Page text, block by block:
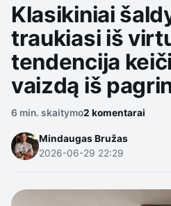
Klasikiniai
traukiasi iš
tendencija
vaizdą iš
6 min. skaitymo2 komentarai
Mindaugas Bružas
2026-06-29 22:29